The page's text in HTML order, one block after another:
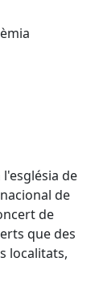
de
de
de
que des
localitats,